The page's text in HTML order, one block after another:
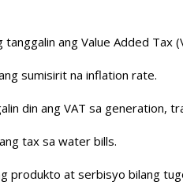
tanggalin ang Value Added Tax
sumisirit na inflation rate.
din ang VAT sa generation,
tax sa water bills.
produkto at serbisyo bilang